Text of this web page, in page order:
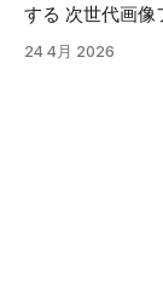
のと、需要がそ
成してますよって紹介にな
アプリを作って
ものも多いです
する 次世代画像フォーマットAVIFを触ってみた 割と最近の
るようになった
24 4月 2026